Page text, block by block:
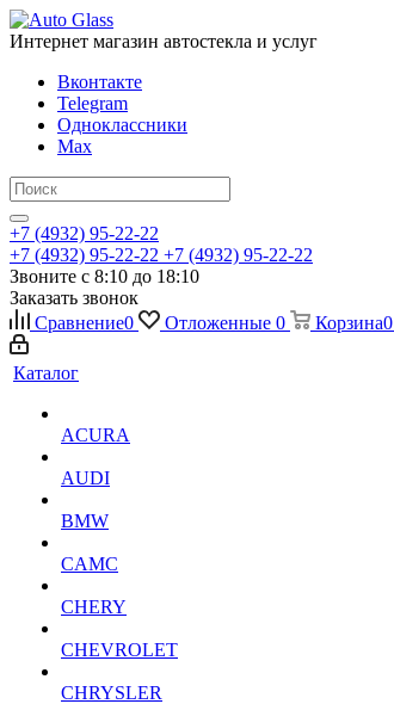
Интернет магазин автостекла и услуг
Вконтакте
Telegram
Одноклассники
Max
+7 (4932) 95-22-22
+7 (4932) 95-22-22 +7 (4932) 95-22-22
Звоните с 8:10 до 18:10
Заказать звонок
Сравнение0 Отложенные 0 Корзина0
Каталог
ACURA
AUDI
BMW
CAMC
CHERY
CHEVROLET
CHRYSLER